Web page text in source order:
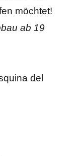
möchtet!
ab 19
del